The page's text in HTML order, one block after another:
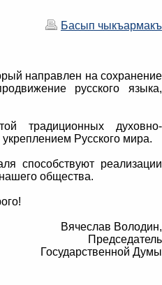
Контакты пресс-
Басып чыкъармакъ
направлен на сохранение
русского языка,
традиционных духовно-
Русского мира.
способствуют реализации
общества.
Вячеслав Володин,
Председатель
Государственной Думы